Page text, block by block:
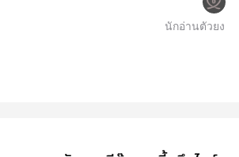
นักอ่านตัวยง